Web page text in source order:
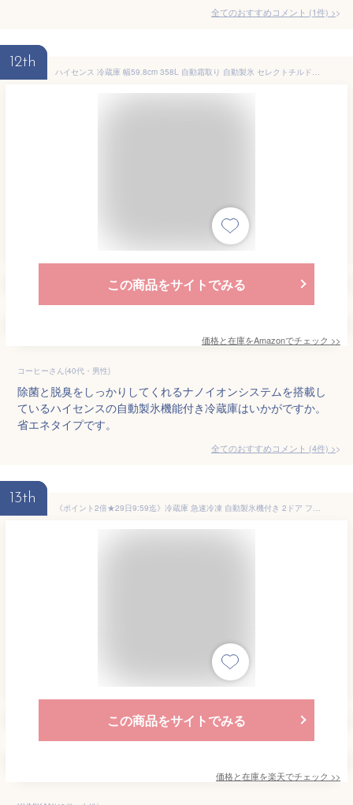
全てのおすすめコメント (1件) >
12th
ハイセンス 冷蔵庫 幅59.8cm 358L 自動霜取り 自動製氷 セレクトチルド室 うるおい野菜室 除菌脱臭 静音 右開き 3ドア 大容量 HR-G3601W ホワイト
この商品をサイトでみる
価格と在庫をAmazonでチェック >>
コーヒーさん(40代・男性)
除菌と脱臭をしっかりしてくれるナノイオンシステムを搭載し
ているハイセンスの自動製氷機能付き冷蔵庫はいかがですか。
省エネタイプです。
全てのおすすめコメント (4件) >
13th
《ポイント2倍★29日9:59迄》冷蔵庫 急速冷凍 自動製氷機付き 2ドア ファン式 右開き 霜取り不要 大型 スリム 大容量 省エネ 節電 301L ホワイト ブラック IRSN-I30A【HS】 [安心延長保証対象]
この商品をサイトでみる
価格と在庫を楽天でチェック >>